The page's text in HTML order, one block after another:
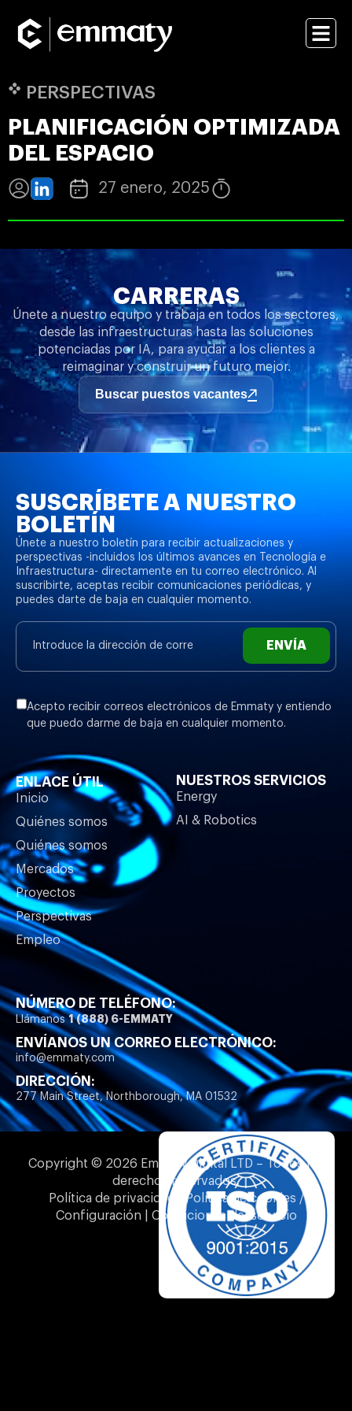
PERSPECTIVAS
PLANIFICACIÓN OPTIMIZADA
DEL ESPACIO
27 enero, 2025
CARRERAS
Únete a nuestro equipo y trabaja en todos los sectores,
desde las infraestructuras hasta las soluciones
potenciadas por IA, para ayudar a los clientes a
reimaginar y construir un futuro mejor.
Buscar puestos vacantes
SUSCRÍBETE A NUESTRO
BOLETÍN
Únete a nuestro boletín para recibir actualizaciones y
perspectivas -incluidos los últimos avances en Tecnología e
Infraestructura- directamente en tu correo electrónico. Al
suscribirte, aceptas recibir comunicaciones periódicas, y
puedes darte de baja en cualquier momento.
Acepto recibir correos electrónicos de Emmaty y entiendo
que puedo darme de baja en cualquier momento.
ENVÍA
ENLACE ÚTIL
Inicio
Quiénes somos
Quiénes somos
Mercados
Proyectos
Perspectivas
Empleo
NUESTROS SERVICIOS
Energy
AI & Robotics
NÚMERO DE TELÉFONO:
Llámanos1 (888) 6-EMMATY
ENVÍANOS UN CORREO ELECTRÓNICO:
info@emmaty.com
DIRECCIÓN:
277 Main Street, Northborough, MA 01532
Copyright © 2026 Emmaty Digital LTD – Todos los
derechos reservados.
Política de privacidad | Política de cookies /
Configuración | Condiciones del servicio